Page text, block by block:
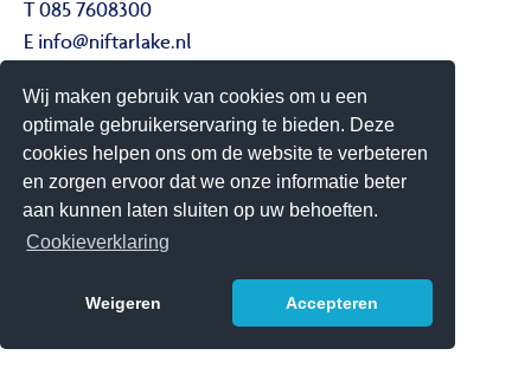
Wij maken gebruik van cookies om u een
optimale gebruikerservaring te bieden. Deze
cookies helpen ons om de website te verbeteren
en zorgen ervoor dat we onze informatie beter
aan kunnen laten sluiten op uw behoeften.
Cookieverklaring
Weigeren Accepteren
T 085 7608300
E info@niftarlake.nl
Volg ons ook op:
Twitter
Youtube